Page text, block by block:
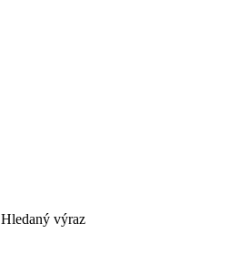
Hledaný výraz